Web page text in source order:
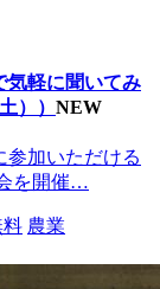
気軽に聞いてみ
）） NEW
参加いただける
を開催…
料 農業